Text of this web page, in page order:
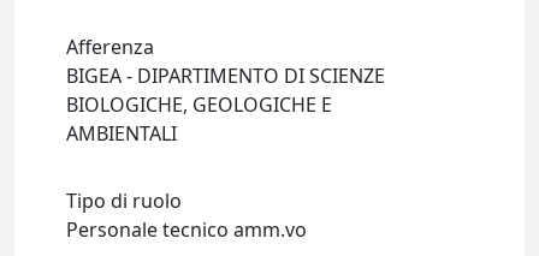
Afferenza
BIGEA - DIPARTIMENTO DI SCIENZE
BIOLOGICHE, GEOLOGICHE E
AMBIENTALI
Tipo di ruolo
Personale tecnico amm.vo